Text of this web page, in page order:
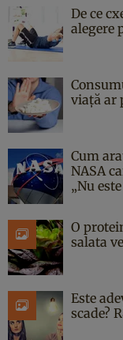
De ce
alegere
viață ar
Cum
NASA
„Nu
O
salata
Este
scade?